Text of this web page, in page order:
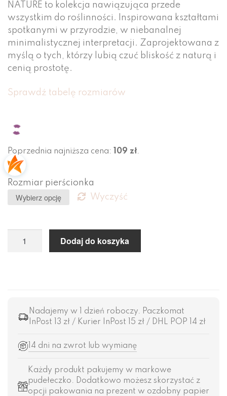
NATURE to kolekcja nawiązująca przede
wszystkim do roślinności. Inspirowana kształtami
spotkanymi w przyrodzie, w niebanalnej
minimalistycznej interpretacji. Zaprojektowana z
myślą o tych, którzy lubią czuć bliskość z naturą i
cenią prostotę.
Sprawdź tabelę rozmiarów
Poprzednia najniższa cena: 109 zł.
Rozmiar pierścionka
Wyczyść
Dodaj do koszyka
Nadajemy w 1 dzień roboczy. Paczkomat
InPost 13 zł / Kurier InPost 15 zł / DHL POP 14 zł
14 dni na zwrot lub wymianę
Każdy produkt pakujemy w markowe
pudełeczko. Dodatkowo możesz skorzystać z
opcji pakowania na prezent w ozdobny papier